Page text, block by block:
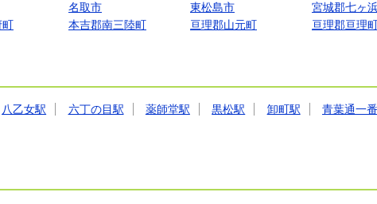
名取市 東松島市
宮城郡七ヶ
町 本吉郡南三陸町 亘理郡山元町 亘理郡亘理
八乙女駅 六丁の目駅 薬師堂駅 黒松駅 卸町駅
青葉通一